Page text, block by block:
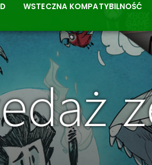
WSTECZNA KOMPATYBILNOŚĆ